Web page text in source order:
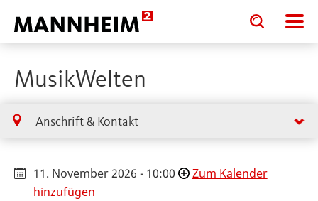
Toggle
search
input
Toggle
search
input
MusikWelten
Anschrift & Kontakt
11. November 2026 - 10:00
Zum Kalender
hinzufügen